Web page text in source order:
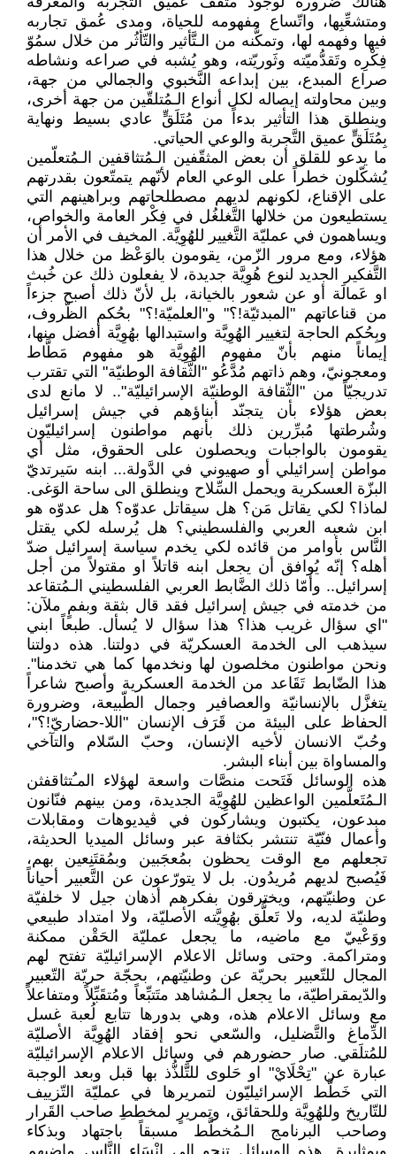
ومتشعِّبِها، واتّساع مفهومه للحياة، ومدى عُمق تجاربه
فيها وفهمه لها، وتمكُّنه من الـتَّأثير والتّأثُر من خلال سمُوّ
فِكْرِه وتَقدُّميّته وثَوريّته، وهو يُشبه في صراعه ونشاطه
صراع المبدع، بين إبداعه النَّخبوي والجمالي من جهة،
وبين محاولته إيصاله لكل أنواع الـمُتلقّين من جهة أخرى،
وينطلق هذا التأثير بدءاً من مُتَلَقٍّ عادي بسيط ونهاية
بِمُتَلَقٍّ عميق التَّجربة والوعي الحياتي.
ما يدعو للقلق أن بعض المثقّفين الـمُتثاقفين الـمُتعلّمين
يُشكّلون خطراً على الوعي العام لأنّهم يتمتّعون بقدرتهم
على الإقناع، لكونهم لديهم مصطلحاتهم وبراهينهم التي
يستطيعون من خلالها التَّغلغُل في فِكْر العامة والخواص،
ويساهمون في عمليّة التَّغيير للهُوِيَّة. المخيف في الأمر أن
هؤلاء، ومع مرور الزّمن، يقومون بالوَعْظ من خلال هذا
التَّفكير الجديد لنوع هُوِيَّة جديدة، لا يفعلون ذلك عن خُبث
او عَمالَة أو عن شعور بالخيانة، بل لأنّ ذلك أصبح جزءاً
من قناعاتهم "المبدئيّة!؟" و"العلميّة!؟" بحُكم الظّروف،
وبِحُكم الحاجة لتغيير الهُوِيَّة واستبدالها بهُوِيَّة أفضل منها،
إيماناً منهم بأنّ مفهوم الهُوِيَّة هو مفهوم مَطَّاط
ومعجونيّ، وهم ذاتهم مُدَّعُو "الثَّقافة الوطنيّة" التي تقترب
تدريجيّاً من "الثّقافة الوطنيّة الإسرائيليّة".. لا مانع لدى
بعض هؤلاء بأن يتجنّد أبناؤهم في جيش إسرائيل
وشُرطتها مُبرِّرين ذلك بأنهم مواطنون إسرائيليّون
يقومون بالواجبات ويحصلون على الحقوق، مثل أي
مواطن إسرائيلي أو صهيوني في الدَّولة... ابنه سَيرتديّ
البزّة العسكرية ويحمل السِّلاح وينطلق الى ساحة الوَغى.
لماذا؟ لكي يقاتل مَن؟ هل سيقاتل عدوّه؟ هل عدوّه هو
ابن شعبه العربي والفلسطيني؟ هل يُرسله لكي يقتل
النَّاس بأوامر من قائده لكي يخدم سياسة إسرائيل ضدّ
أهله؟ إنّه يُوافق أن يجعل ابنه قاتلاً او مقتولاً من أجل
إسرائيل.. وأمّا ذلك الضَّابط العربي الفلسطيني الـمُتقاعد
من خدمته في جيش إسرائيل فقد قال بثقة وبفمٍ ملآن:
"اي سؤال غريب هذا؟ هذا سؤال لا يُسأل. طبعاً ابني
سيذهب الى الخدمة العسكريّة في دولتنا. هذه دولتنا
ونحن مواطنون مخلصون لها ونخدمها كما هي تخدمنا".
هذا الضّابط تَقَاعد من الخدمة العسكرية وأصبح شاعراً
يتغزَّل بالإنسانيّة والعصافير وجمال الطّبيعة، وضرورة
الحفاظ على البيئة من قَرَف الإنسان "اللا-حضاريّ!؟"،
وحُبّ الانسان لأخيه الإنسان، وحبّ السّلام والتآخي
والمساواة بين أبناء البشر.
هذه الوسائل فَتَحت منصَّات واسعة لهؤلاء المـُتثاقفثن
الـمُتَعلَّمين الواعظين للهُوِيَّة الجديدة، ومن بينهم فنّانون
مبدعون، يكتبون ويشاركون في ڤيديوهات ومقابلات
وأعمال فنّيّة تنتشر بكثافة عبر وسائل الميديا الحديثة،
تجعلهم مع الوقت يحظون بمُعجَبين وبمُقتَنِعين بهم،
فَيُصبح لديهم مُريدُون. بل لا يتورّعون عن التَّعبير أحياناً
عن وطنيّتهم، ويخترقون بفكرهم أذهان جيل لا خلفيّة
وطنيّة لديه، ولا تَعلُّق بهُوِيَّته الأصليّة، ولا امتداد طبيعي
ووَعْييّ مع ماضيه، ما يجعل عمليّة الحَقْن ممكنة
ومتراكمة. وحتى وسائل الاعلام الإسرائيليّة تفتح لهم
المجال للتّعبير بحريّة عن وطنيّتهم، بحجّة حريّة التّعبير
والدّيمقراطيّة، ما يجعل الـمُشاهد متَتبِّعاً ومُتقَبِّلاً ومتفاعلاً
مع وسائل الاعلام هذه، وهي بدورها تتابع لُعبة غسل
الدِّماغ والتَّضليل، والسّعي نحو إفقاد الهُوِيَّة الأصليّة
للمُتلَقي. صار حضورهم في وسائل الاعلام الإسرائيليّة
عبارة عن "تِحْلَايْ" او حَلوى للتَّلذُّذ بها قبل وبعد الوجبة
التي خَطَّط الإسرائيليّون لتمريرها في عمليّة التّزييف
للتّاريخ وللهُوِيَّة وللحقائق، وتمريرٍ لمخططِ صاحب القَرار
وصاحب البرنامج الـمُخطَّط مسبقاً باجتهاد وبذكاء